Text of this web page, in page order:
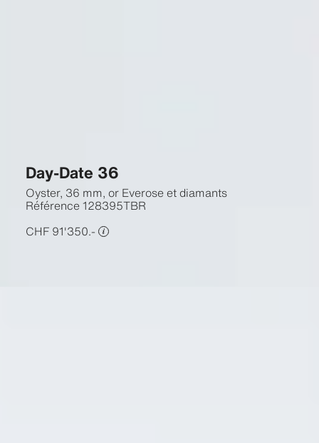
Day-Date 36
Oyster, 36 mm, or Everose et diamants
Référence128395TBR
CHF 91'350.-